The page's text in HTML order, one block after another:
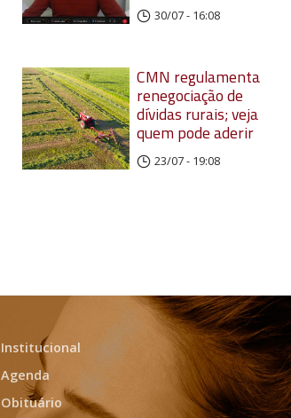
30/07 - 16:08
CMN regulamenta
renegociação de
dívidas rurais; veja
quem pode aderir
23/07 - 19:08
Institucional
Agenda
Obituário